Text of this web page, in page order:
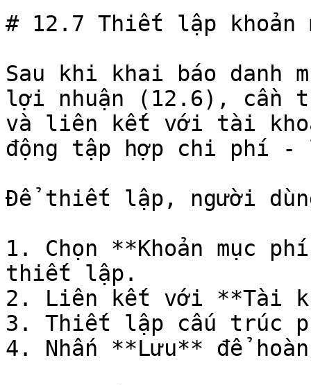
# 12.7 Thiết lập khoản
Sau khi khai báo danh
lợi nhuận (12.6), cần
và liên kết với tài
động tập hợp chi phí -
Để thiết lập, người
1. Chọn **Khoản mục
thiết lập.
2. Liên kết với **Tài
3. Thiết lập cấu trúc
4. Nhấn **Lưu** để